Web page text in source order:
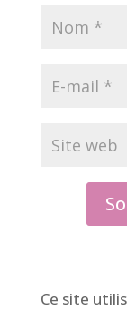
Ce site